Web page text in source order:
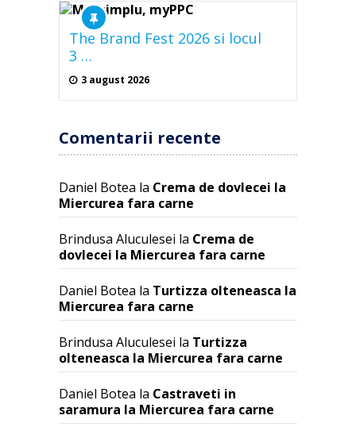
The Brand Fest 2026 si locul
3 …
3 august 2026
Comentarii recente
Daniel Botea la Crema de dovlecei la
Miercurea fara carne
Brindusa Aluculesei la Crema de
dovlecei la Miercurea fara carne
Daniel Botea la Turtizza olteneasca la
Miercurea fara carne
Brindusa Aluculesei la Turtizza
olteneasca la Miercurea fara carne
Daniel Botea la Castraveti in
saramura la Miercurea fara carne